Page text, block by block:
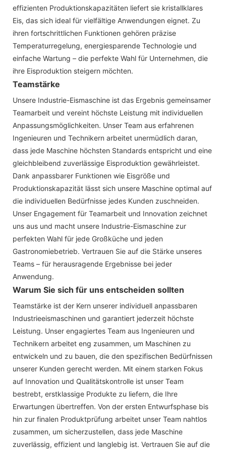
effizienten Produktionskapazitäten liefert sie kristallklares
Eis, das sich ideal für vielfältige Anwendungen eignet. Zu
ihren fortschrittlichen Funktionen gehören präzise
Temperaturregelung, energiesparende Technologie und
einfache Wartung – die perfekte Wahl für Unternehmen, die
ihre Eisproduktion steigern möchten.
Teamstärke
Unsere Industrie-Eismaschine ist das Ergebnis gemeinsamer
Teamarbeit und vereint höchste Leistung mit individuellen
Anpassungsmöglichkeiten. Unser Team aus erfahrenen
Ingenieuren und Technikern arbeitet unermüdlich daran,
dass jede Maschine höchsten Standards entspricht und eine
gleichbleibend zuverlässige Eisproduktion gewährleistet.
Dank anpassbarer Funktionen wie Eisgröße und
Produktionskapazität lässt sich unsere Maschine optimal auf
die individuellen Bedürfnisse jedes Kunden zuschneiden.
Unser Engagement für Teamarbeit und Innovation zeichnet
uns aus und macht unsere Industrie-Eismaschine zur
perfekten Wahl für jede Großküche und jeden
Gastronomiebetrieb. Vertrauen Sie auf die Stärke unseres
Teams – für herausragende Ergebnisse bei jeder
Anwendung.
Warum Sie sich für uns entscheiden sollten
Teamstärke ist der Kern unserer individuell anpassbaren
Industrieeismaschinen und garantiert jederzeit höchste
Leistung. Unser engagiertes Team aus Ingenieuren und
Technikern arbeitet eng zusammen, um Maschinen zu
entwickeln und zu bauen, die den spezifischen Bedürfnissen
unserer Kunden gerecht werden. Mit einem starken Fokus
auf Innovation und Qualitätskontrolle ist unser Team
bestrebt, erstklassige Produkte zu liefern, die Ihre
Erwartungen übertreffen. Von der ersten Entwurfsphase bis
hin zur finalen Produktprüfung arbeitet unser Team nahtlos
zusammen, um sicherzustellen, dass jede Maschine
zuverlässig, effizient und langlebig ist. Vertrauen Sie auf die